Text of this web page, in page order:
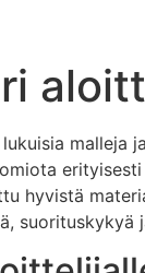
malleja
hyvistä
suorituskykyä